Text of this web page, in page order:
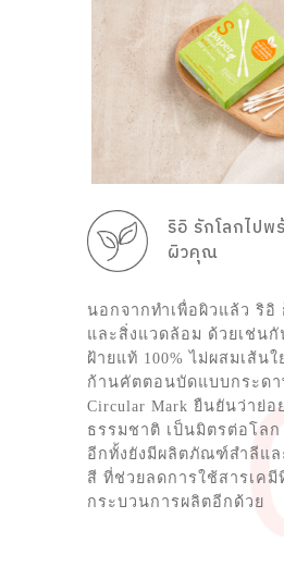
ริอิ รักโลกไปพ
ผิวคุณ
นอกจากทำเพื่อผิวแล้ว ริอิ
และสิ่งแวดล้อม ด้วยเช่น
ฝ้ายแท้ 100% ไม่ผสมเส้น
ก้านคัตตอนบัดแบบกระดา
Circular Mark ยืนยันว่าย่อ
ธรรมชาติ เป็นมิตรต่อโล
อีกทั้งยังมีผลิตภัณฑ์สำลีแ
สี ที่ช่วยลดการใช้สารเค
กระบวนการผลิตอีกด้วย